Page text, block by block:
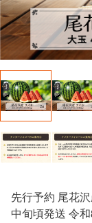
先行予約 尾花
中旬頃発送 令